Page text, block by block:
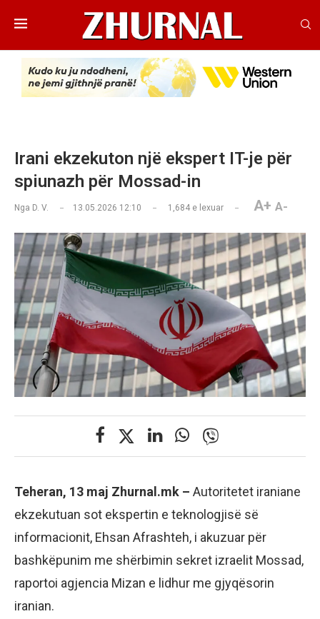
Irani ekzekuton një ekspert IT-je për
spiunazh për Mossad-in
Nga D. V. 13.05.2026 12:10 1,684 e lexuar A+ A-
Teheran, 13 maj Zhurnal.mk – Autoritetet iraniane
ekzekutuan sot ekspertin e teknologjisë së
informacionit, Ehsan Afrashteh, i akuzuar për
bashkëpunim me shërbimin sekret izraelit Mossad,
raportoi agjencia Mizan e lidhur me gjyqësorin
iranian.